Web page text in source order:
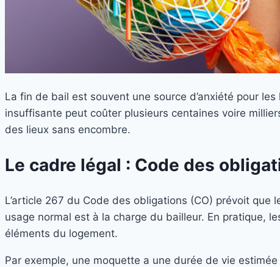
La fin de bail est souvent une source d’anxiété pour
insuffisante peut coûter plusieurs centaines voire
des lieux sans encombre.
Le cadre légal : Code des
L’article 267 du Code des obligations (CO) prévoit que
usage normal est à la charge du bailleur. En pratique,
éléments du logement.
Par exemple, une moquette a une durée de vie